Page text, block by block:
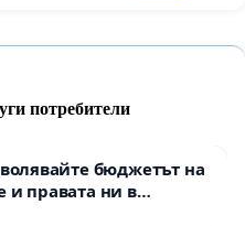
потребители
бюджетът на
и правата ни в